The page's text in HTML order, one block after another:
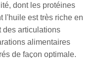
dont les protéines
l'huile est très riche en
des articulations
alimentaires
de façon optimale.